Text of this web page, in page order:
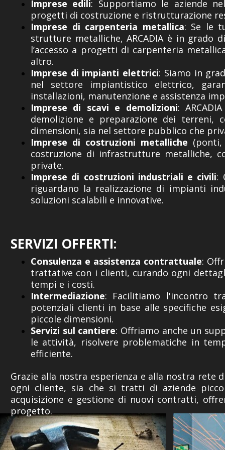
Imprese edili: Supportiamo le aziende
progetti di costruzione e ristrutturazione
Imprese di carpenteria metallica: Se le
strutture metalliche, ARCADIA è in
l’accesso a progetti di carpenteria
altro.
Imprese di impianti elettrici: Siamo in
nel settore impiantistico elettrico,
installazioni, manutenzione e assistenza
Imprese di scavi e demolizioni:
demolizione e preparazione dei terreni,
dimensioni, sia nel settore pubblico che
Imprese di costruzioni metalliche
costruzione di infrastrutture metalliche,
private.
Imprese di costruzioni industriali e civili:
riguardano la realizzazione di impianti
soluzioni scalabili e innovative.
SERVIZI OFFERTI:
Consulenza e assistenza contrattuale:
trattative con i clienti, curando ogni
tempi e i costi.
Intermediazione: Facilitiamo l'incontro
potenziali clienti in base alle specifiche
piccole dimensioni.
Servizi sul cantiere: Offriamo anche un
le attività, risolvere problematiche in
efficiente.
Grazie alla nostra esperienza e alla nostra rete
ogni cliente, sia che si tratti di aziende
acquisizione e gestione di nuovi contratti,
progetto.